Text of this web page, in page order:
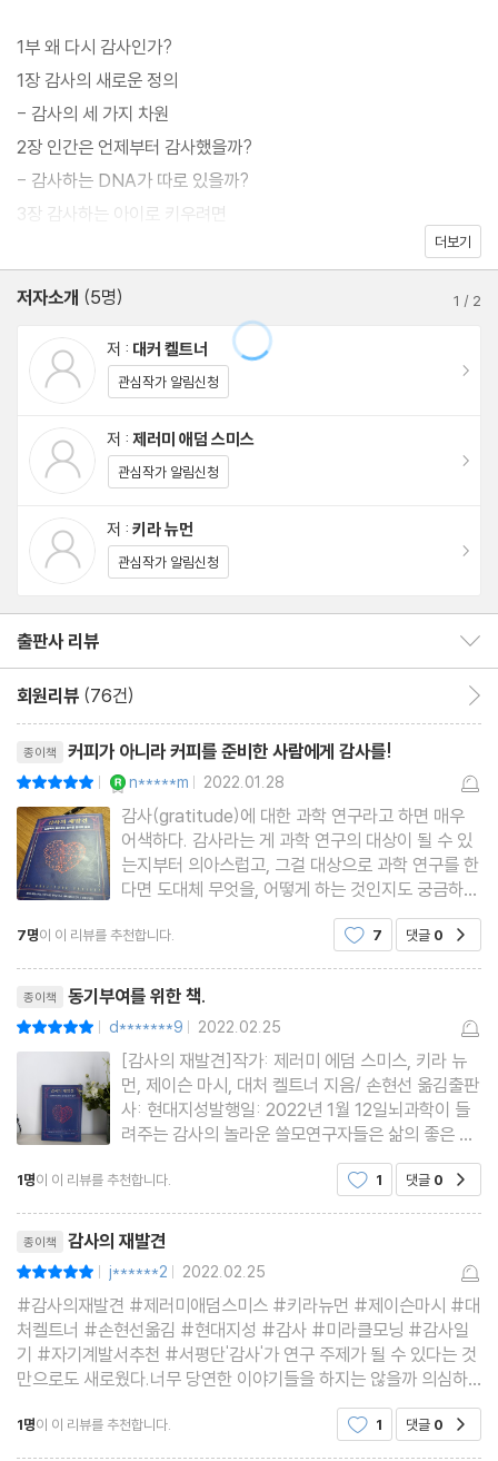
감사하면 좋다는 건 누구나 안다. 이 책은 막연히 “감사하면 좋은 일
이 일어난다”라는 뻔한 주장에 머무르지 않는다. 그 유익과 선물을
누리려면 어떻게 실천해야 하는지, 뇌과학과 심리학, 사회학에 기반
한 깊이 있는 연구를 통해 검증한 “감사의 기술”로 우리를 안내한다.
1부 왜 다시 감사인가?
1장 감사의 새로운 정의
- 감사의 세 가지 차원
2장 인간은 언제부터 감사했을까?
- 감사하는 DNA가 따로 있을까?
3장 감사하는 아이로 키우려면
- 감사와 다른 정서의 관계
2부 감사하면 무엇이 달라질까?
- 감사하는 사람이 성공한다
- 감사가 모든 문제의 해답이 될 수 있을까?
7장 여자와 남자 중 누가 더 감사를 잘할까?
8장 나라마다 감사하는 법이 다르다
9장 감사로 쌓는 협업의 탑
3부 감사를 잘하는 길
- 감사하기 싫을 때
- 때로는 감사도 역효과를 낸다
11장 감사의 적, 부채 의식
12장 엄마가 돌아가셨는데 감사하라고요?
- 슬픔, 은혜, 감사
14장 부부에게 감사가 필요한 이유
- 배우자에게 감사 표현하는 법
- 남자들의 공감 능력이 떨어지는 이유
- 배우자가 아플 때도 감사를 나누는 법
15장 감사하는 자녀로 양육하는 법
16장 어머니날에 이 정도 감사는 받을 자격이 있지 않을까?
17장 새아버지 노릇을 통해 배운 감사
5부 학교와 직장에서 감사하는 법
18장 학교에 감사 문화를 가꾸는 방법
19장 감사는 생존 기술이다
20장 감사하는 직장 문화를 가꾸는 다섯 가지 방법
- 감사하는 조직은 어떤 모습일까?
- 감사를 통해 직장 내 긍정적 정서를 가꾸는 방법
더보기
저자소개 (5명) 1 / 2
저 : 대커 켈트너
관심작가 알림신청
저 : 제러미 애덤 스미스
관심작가 알림신청
저 : 키라 뉴먼
관심작가 알림신청
출판사 리뷰
회원리뷰 (76건)
종이책 커피가 아니라 커피를 준비한 사람에게 감사를!
| n*****m | 2022.01.28
감사(gratitude)에 대한 과학 연구라고 하면 매우
어색하다. 감사라는 게 과학 연구의 대상이 될 수 있
는지부터 의아스럽고, 그걸 대상으로 과학 연구를 한
다면 도대체 무엇을, 어떻게 하는 것인지도 궁금하
만든 그레이터 굿 사이언스 센터가 바로 그런 연구를
받아 ‘감사 과학
7명이 이 리뷰를 추천합니다. 7 댓글 0
종이책 동기부여를 위한 책.
| d*******9 | 2022.02.25
[감사의 재발견]작가: 제러미 에덤 스미스, 키라 뉴
먼, 제이슨 마시, 대처 켈트너 지음/ 손현선 옮김출판
사: 현대지성발행일: 2022년 1월 12일뇌과학이 들
려주는 감사의 놀라운 쓸모연구자들은 삶의 좋은 것
을 수긍하는 행위, 즉 사건이나 경험, 직장동료등 외
부로부터 ‘긍정성’을 발견하는 것을 인정으로 정의한
사는 직업적 성공같
1명이 이 리뷰를 추천합니다. 1 댓글 0
종이책 감사의 재발견
| j******2 | 2022.02.25
#감사의재발견 #제러미애덤스미스 #키라뉴먼 #제이슨마시 #대
처켈트너 #손현선옮김 #현대지성 #감사 #미라클모닝 #감사일
기 #자기계발서추천 #서평단'감사'가 연구 주제가 될 수 있다는 것
만으로도 새로웠다.너무 당연한 이야기들을 하지는 않을까 의심하
며 읽기 시작했지만 기우였다.감사의 유익이 성별이나 문화에 따라
다르게 나타난다는 것과 같은 내용들이 새롭고 재미있었다.왜 감
1명이 이 리뷰를 추천합니다. 1 댓글 0